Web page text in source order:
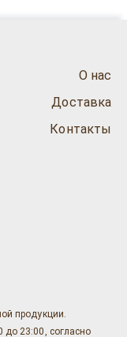
О нас
Доставка
Контакты
продукции.
до 23:00, согласно